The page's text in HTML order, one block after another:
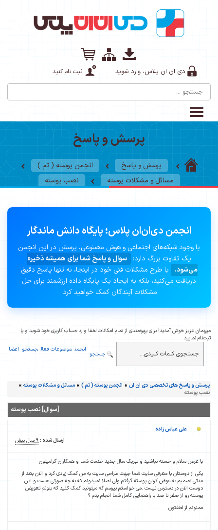
دی ان ان پلاس، وارد شوید ثبت نام کنید
پرسش و پاسخ
پرسش و پاسخ
انجمن پوسته ( تم )
مسائل و مشکلات پوسته
نصب پوسته
انجمن دی‌ان‌ان پلاس؛ پایگاه دانش ماندگار
با وجود شبکه‌های اجتماعی و هوش مصنوعی، پرسش در این انجمن
یک تفاوت بزرگ دارد: سوال و پاسخ شما برای همیشه ذخیره
می‌شود.
با طرح مشکلات فنی خود در اینجا، نه تنها پاسخ دقیق
دریافت می‌کنید، بلکه به ایجاد یک پایگاه داده ارزشمند برای حل
مشکلات آیندگان کمک خواهید کرد.
میهمان عزیز خوش آمدید! برای بهره‌مندی از تمام امکانات لطفا وارد حساب کاربری خود شوید و یا
ثبت‌نام نمایید
انجمن موضوعات فعال جستجو اعضا
جستجو
پرسش و پاسخ های تخصصی دی ان ان » انجمن پوسته ( تم ) » مسائل و مشکلات پوسته »
نصب پوسته
[سوال] نصب پوسته
علی عباس زاده
ارسال شده :9 سال پیش
با عرض سلام و خسته نباشید و تبریک سال جدید خدمت شما و همکاران گرامیتون
یکی از دوستان با معرفی سایت شما جهت طراحی سایت به من کمک زیادی کرد و الان بعد از
مدتی تصمیم به عوض کردن پوسته گرفتم ولی اصلا نمیدونم که به چه صورتی هست و این
دوست الان در دسترس نیست .می خواستم بپرسم که میتونید کمک کنید که بتونم تعویض
پوسته رو از صفر تا صد با راهنمایی کامل شما انجام بدم ؟
ممنونم از لطفتون